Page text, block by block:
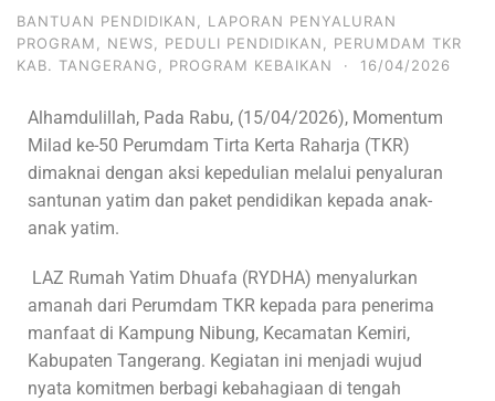
BANTUAN PENDIDIKAN
LAPORAN PENYALURAN
PROGRAM
NEWS PEDULI PENDIDIKAN
PERUMDAM TKR
KAB. TANGERANG
PROGRAM KEBAIKAN · 16/04/2026
Alhamdulillah, Pada Rabu, (15/04/2026), Momentum
Milad ke-50 Perumdam Tirta Kerta Raharja (TKR)
dimaknai dengan aksi kepedulian melalui penyaluran
santunan yatim dan paket pendidikan kepada anak-
anak yatim.
LAZ Rumah Yatim Dhuafa (RYDHA) menyalurkan
amanah dari Perumdam TKR kepada para penerima
manfaat di Kampung Nibung, Kecamatan Kemiri,
Kabupaten Tangerang. Kegiatan ini menjadi wujud
nyata komitmen berbagi kebahagiaan di tengah